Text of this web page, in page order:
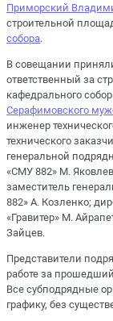
Приморский
строительной
собора.
В совещании
ответственный за
кафедрального
Серафимовского
инженер
технического
генеральной
«СМУ 882» М.
заместитель
882» А. Козленко;
«Гравитер» М.
Зайцев.
Представители
работе за
Все субподрядные
графику, без